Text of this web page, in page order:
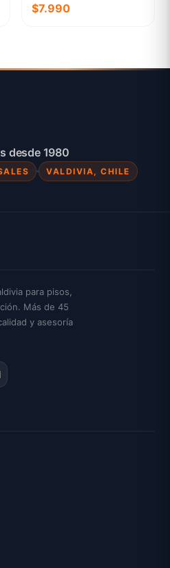
$7.990
desde 1980
VALDIVIA, CHILE
para pisos,
Más de 45
y asesoría